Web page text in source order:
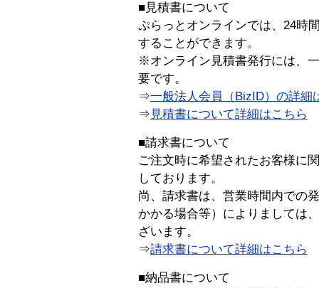
■見積書について
ぷらっとオンラインでは、24時
することができます。
※オンライン見積書発行には、
要です。
⇒一般法人会員（BizID）の詳細
⇒ 見積書について詳細はこちら
■請求書について
ご注文時に希望されたお客様に
しております。
尚、請求書は、営業時間内での
かかる場合等）によりましては
ざいます。
⇒請求書について詳細はこちら
■納品書について